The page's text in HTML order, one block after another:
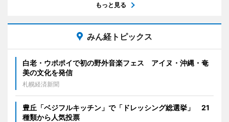
もっと見る
みん経トピックス
白老・ウポポイで初の野外音楽フェス アイヌ・沖縄・奄
美の文化を発信
札幌経済新聞
豊丘「ベジフルキッチン」で「ドレッシング総選挙」 21
種類から人気投票